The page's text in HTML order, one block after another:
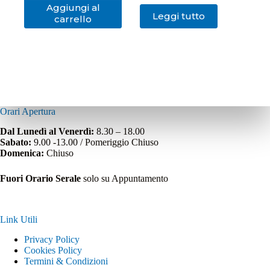
Aggiungi al
carrello
Leggi tutto
Orari Apertura
Dal Lunedì al Venerdì: 8.30 – 18.00
Sabato: 9.00 -13.00 / Pomeriggio Chiuso
Domenica: Chiuso
Fuori Orario Serale solo su Appuntamento
Link Utili
Privacy Policy
Cookies Policy
Termini & Condizioni